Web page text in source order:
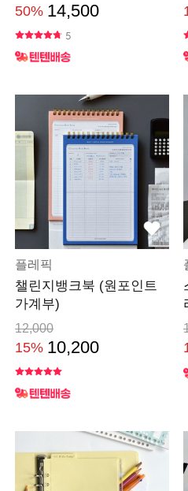
50% 14,500
5
플레픽
챌린지뱅크북 (원포인트
가계부)
12,000
15% 10,200